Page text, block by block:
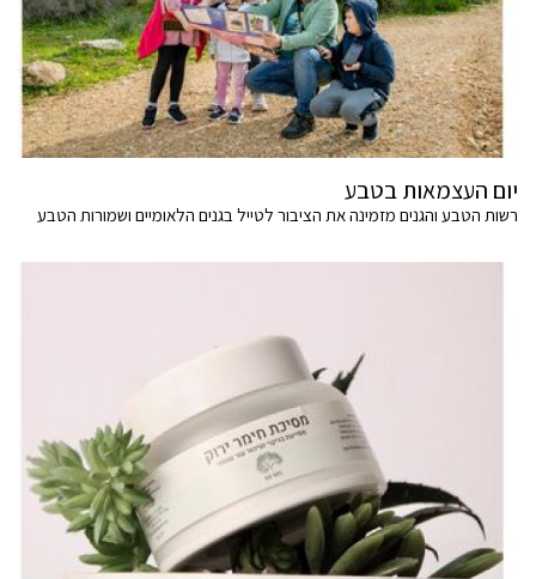
יום העצמאות בטבע
רשות הטבע והגנים מזמינה את הציבור לטייל בגנים הלאומיים ושמורות הטבע